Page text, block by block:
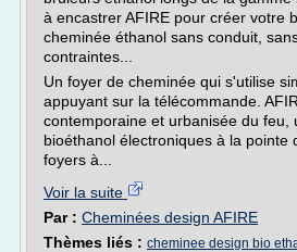
à encastrer AFIRE pour créer votre
cheminée éthanol sans conduit,
contraintes...
Un foyer de cheminée qui s'utilise
appuyant sur la télécommande.
contemporaine et urbanisée du feu,
bioéthanol électroniques à la pointe
foyers à...
Voir la suite
Par : Cheminées design AFIRE
Thèmes liés : cheminee design bio